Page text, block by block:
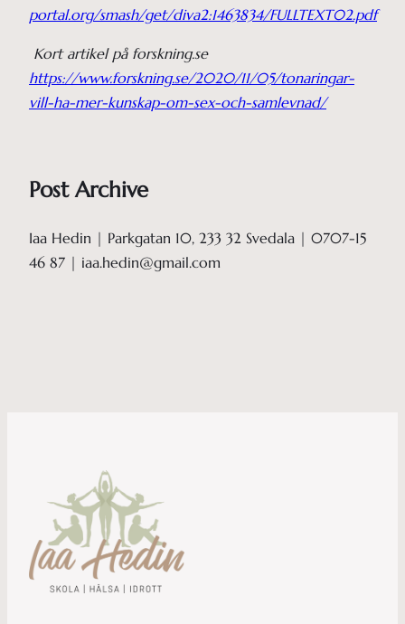
portal.org/smash/get/diva2:1463834/FULLTEXT02.pdf
Kort artikel på forskning.se
https://www.forskning.se/2020/11/05/tonaringar-
vill-ha-mer-kunskap-om-sex-och-samlevnad/
Post Archive
Iaa Hedin | Parkgatan 10, 233 32 Svedala | 0707-15
46 87 | iaa.hedin@gmail.com